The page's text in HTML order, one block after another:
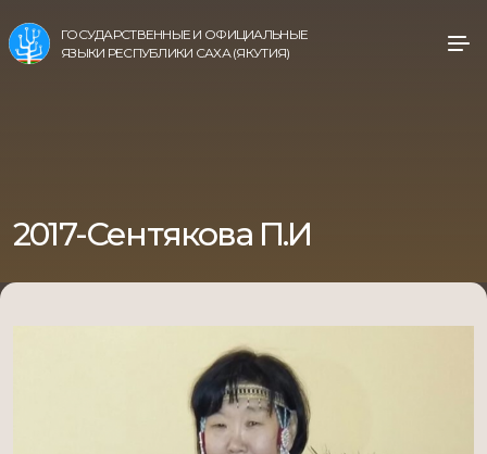
ГОСУДАРСТВЕННЫЕ И ОФИЦИАЛЬНЫЕ
ЯЗЫКИ РЕСПУБЛИКИ САХА (ЯКУТИЯ)
2017-Сентякова П.И